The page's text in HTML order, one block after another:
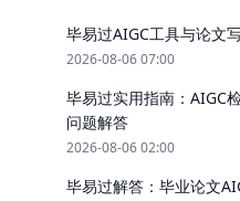
毕易过AIGC工具与论文
2026-08-06 07:00
毕易过实用指南：AIGC
问题解答
2026-08-06 02:00
毕易过解答：毕业论文